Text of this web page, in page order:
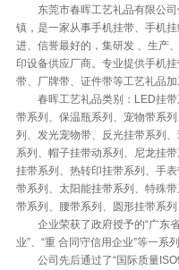
东莞市春晖工艺礼品有限公司
镇，是一家从事手机挂带、手机
进、信誉最好的，集研发 、生产
印设备供应厂商。专业提供手机
带、厂牌带、证件带等工艺礼品
春晖工艺礼品类别：LED挂带
带系列、保温瓶系列、宠物带系
列、发光宠物带、反光挂带系列
系列、帽子挂带动系列、尼龙挂
挂带系列、热转印挂带系列、手
带系列、太阳能挂带系列、特殊
带系列、腰带系列、圆形挂带系列
企业荣获了政府授予的“广东省
业”、“重 合同守信用企业”等一系列
公司先后通过了“国际质量